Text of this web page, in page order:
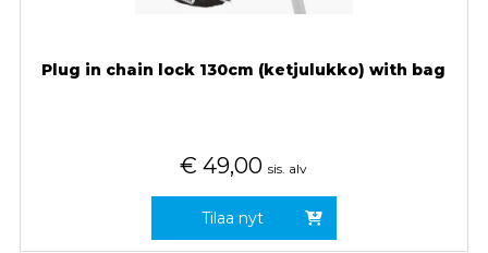
Plug in chain lock 130cm (ketjulukko) with bag
€ 49,00 sis. alv
Tilaa nyt